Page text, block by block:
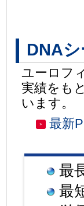
DNA
ユーロフ
実績をも
います。
＞ 最新
最
最